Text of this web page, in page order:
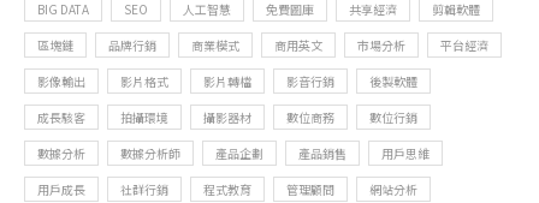
BIG DATA SEO 人工智慧 免費圖庫 共享經濟
剪輯軟體
區塊鏈
品牌行銷 商業模式 商用英文 市場分析
平台經濟
影像輸出
影片格式 影片轉檔 影音行銷
後製軟體
成長駭客
拍攝環境 攝影器材 數位商務
數位行銷
數據分析
數據分析師 產品企劃 產品銷售
用戶思維
用戶成長
社群行銷 程式教育 管理顧問
網站分析